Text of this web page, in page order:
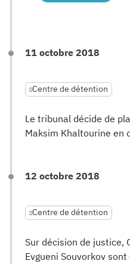
11 octobre 2018
Centre de détention
Le tribunal décide de
Maksim Khaltourine en
12 octobre 2018
Centre de détention
Sur décision de justice,
Evgueni Souvorkov